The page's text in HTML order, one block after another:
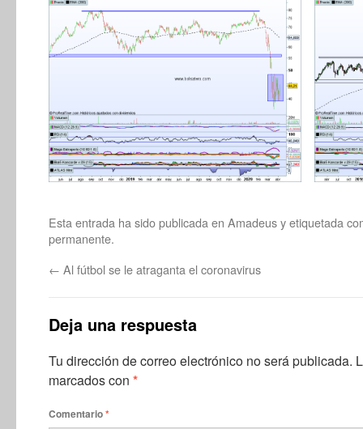
Esta entrada ha sido publicada en Amadeusy etiquetada
permanente.
← Al fútbol se le atraganta el coronavirus
Deja una respuesta
Tu dirección de correo electrónico no será publicada.
marcados con *
Comentario*